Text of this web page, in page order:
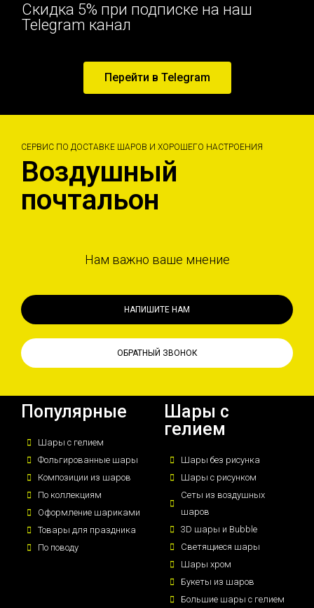
Скидка 5% при подписке на наш
Telegram канал
Перейти в Telegram
СЕРВИС ПО ДОСТАВКЕ ШАРОВ И ХОРОШЕГО НАСТРОЕНИЯ
Воздушный
почтальон
Нам важно ваше мнение
НАПИШИТЕ НАМ
ОБРАТНЫЙ ЗВОНОК
Популярные
Шары с гелием
Фольгированные шары
Композиции из шаров
По коллекциям
Оформление шариками
Товары для праздника
По поводу
Шары с
гелием
Шары без рисунка
Шары с рисунком
Сеты из воздушных
шаров
3D шары и Bubble
Светящиеся шары
Шары хром
Букеты из шаров
Большие шары с гелием